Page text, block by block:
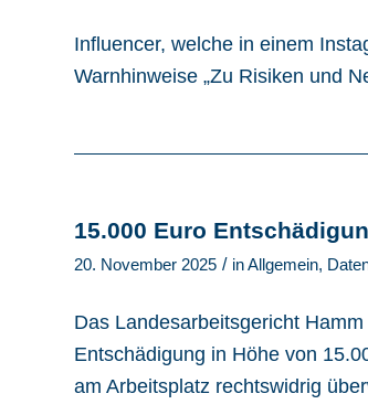
Influencer, welche in einem
Warnhinweise „Zu Risiken und
15.000 Euro
20. November 2025 / inAllgemein,
Das Landesarbeitsgericht
Entschädigung in Höhe von
am Arbeitsplatz rechtswidrig